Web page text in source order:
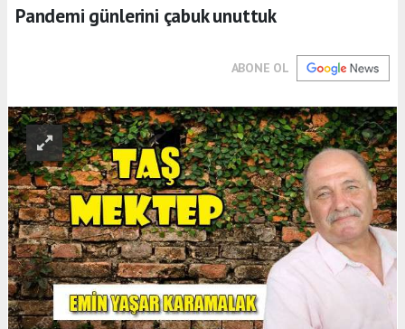
Pandemi günlerini çabuk unuttuk
ABONE OL